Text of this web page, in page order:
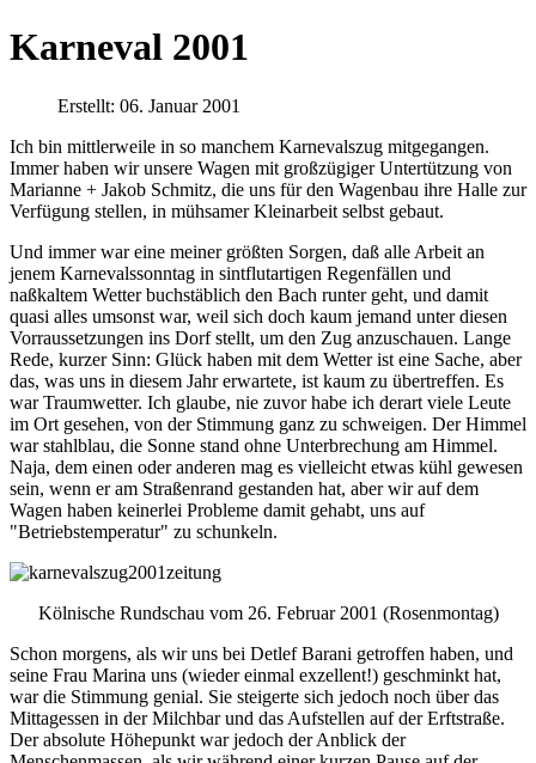
Karneval 2001
Erstellt: 06. Januar 2001
Ich bin mittlerweile in so manchem Karnevalszug mitgegangen.
Immer haben wir unsere Wagen mit großzügiger Untertützung von
Marianne + Jakob Schmitz, die uns für den Wagenbau ihre Halle zur
Verfügung stellen, in mühsamer Kleinarbeit selbst gebaut.
Und immer war eine meiner größten Sorgen, daß alle Arbeit an
jenem Karnevalssonntag in sintflutartigen Regenfällen und
naßkaltem Wetter buchstäblich den Bach runter geht, und damit
quasi alles umsonst war, weil sich doch kaum jemand unter diesen
Vorraussetzungen ins Dorf stellt, um den Zug anzuschauen. Lange
Rede, kurzer Sinn: Glück haben mit dem Wetter ist eine Sache, aber
das, was uns in diesem Jahr erwartete, ist kaum zu übertreffen. Es
war Traumwetter. Ich glaube, nie zuvor habe ich derart viele Leute
im Ort gesehen, von der Stimmung ganz zu schweigen. Der Himmel
war stahlblau, die Sonne stand ohne Unterbrechung am Himmel.
Naja, dem einen oder anderen mag es vielleicht etwas kühl gewesen
sein, wenn er am Straßenrand gestanden hat, aber wir auf dem
Wagen haben keinerlei Probleme damit gehabt, uns auf
"Betriebstemperatur" zu schunkeln.
Kölnische Rundschau vom 26. Februar 2001 (Rosenmontag)
Schon morgens, als wir uns bei Detlef Barani getroffen haben, und
seine Frau Marina uns (wieder einmal exzellent!) geschminkt hat,
war die Stimmung genial. Sie steigerte sich jedoch noch über das
Mittagessen in der Milchbar und das Aufstellen auf der Erftstraße.
Der absolute Höhepunkt war jedoch der Anblick der